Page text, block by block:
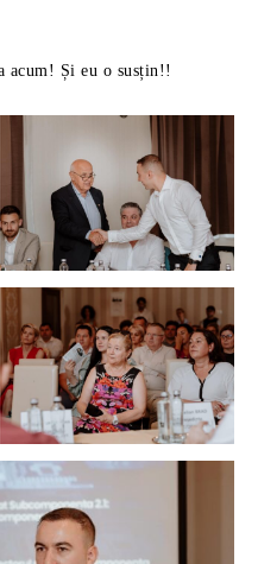
acum! Și eu o susțin!!